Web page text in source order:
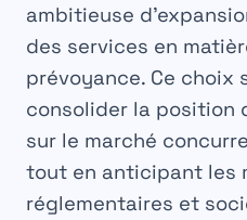
ambitieuse
des services en
prévoyance. Ce choix
consolider la position
sur le marché
tout en anticipant les
réglementaires et